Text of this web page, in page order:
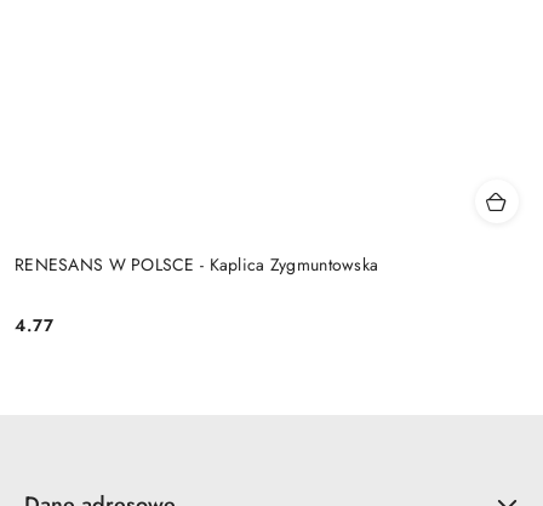
RENESANS W POLSCE - Kaplica Zygmuntowska
Cena:
4.77